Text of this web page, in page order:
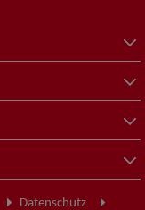
Datenschutz